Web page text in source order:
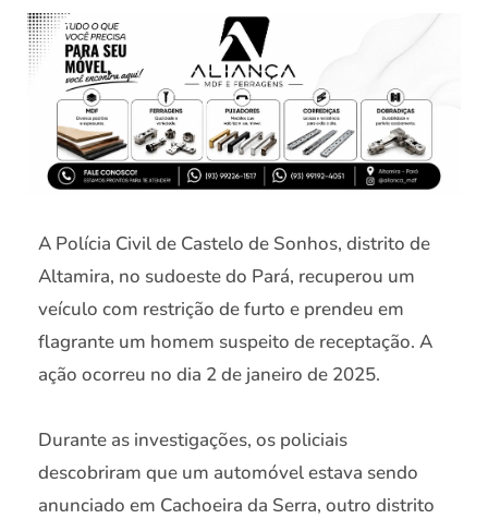
A Polícia Civil de Castelo de Sonhos, distrito de
Altamira, no sudoeste do Pará, recuperou um
veículo com restrição de furto e prendeu em
flagrante um homem suspeito de receptação. A
ação ocorreu no dia 2 de janeiro de 2025.
Durante as investigações, os policiais
descobriram que um automóvel estava sendo
anunciado em Cachoeira da Serra, outro distrito